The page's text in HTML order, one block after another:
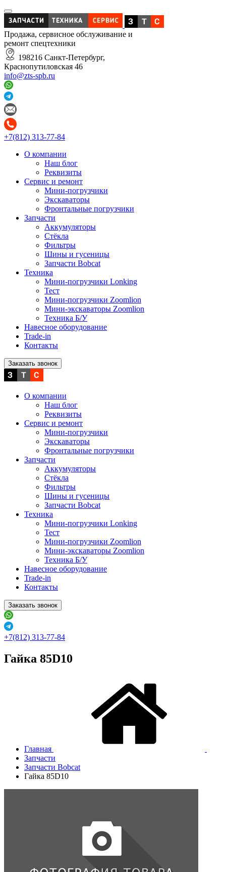
Продажа, сервисное обслуживание и
ремонт спецтехники
198216 Санкт-Петербург,
Краснопутиловская 46
info@zts-spb.ru
+7(812) 313-77-84
О компании
Наш блог
Реквизиты
Сервис и ремонт
Мини-погрузчики
Экскаваторы
Фронтальные погрузчики
Запчасти
Аккумуляторы
Стёкла
Фильтры
Шины и гусеницы
Запчасти Bobcat
Техника
Мини-погрузчики Lonking
Тест
Мини-погрузчики Zoomlion
Мини-экскаваторы Zoomlion
Техника Б/У
Навесное оборудование
Trade-in
Контакты
Заказать звонок
О компании
Наш блог
Реквизиты
Сервис и ремонт
Мини-погрузчики
Экскаваторы
Фронтальные погрузчики
Запчасти
Аккумуляторы
Стёкла
Фильтры
Шины и гусеницы
Запчасти Bobcat
Техника
Мини-погрузчики Lonking
Тест
Мини-погрузчики Zoomlion
Мини-экскаваторы Zoomlion
Техника Б/У
Навесное оборудование
Trade-in
Контакты
Заказать звонок
+7(812) 313-77-84
Гайка 85D10
Главная
Запчасти
Запчасти Bobcat
Гайка 85D10